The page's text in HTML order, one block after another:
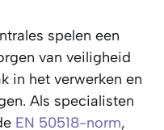
spelen een
van veiligheid
in het verwerken en
Als specialisten
EN 50518-norm,